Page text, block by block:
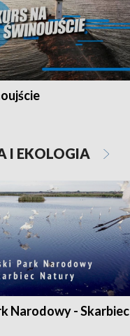
I EKOLOGIA
Narodowy - Skarbiec